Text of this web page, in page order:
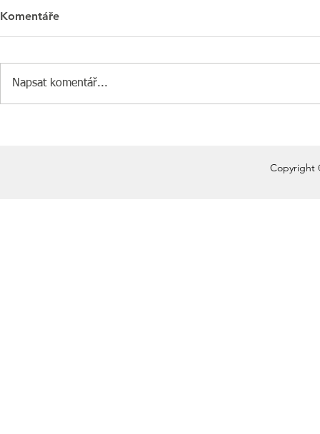
Komentáře
Napsat komentář...
Copyright